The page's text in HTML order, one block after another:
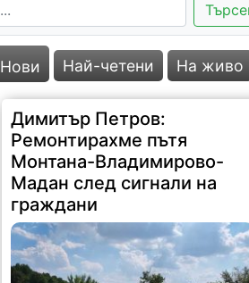
Нови Най-четени На живо
Димитър Петров:
Ремонтирахме пътя
Монтана-Владимирово-
Мадан след сигнали на
граждани